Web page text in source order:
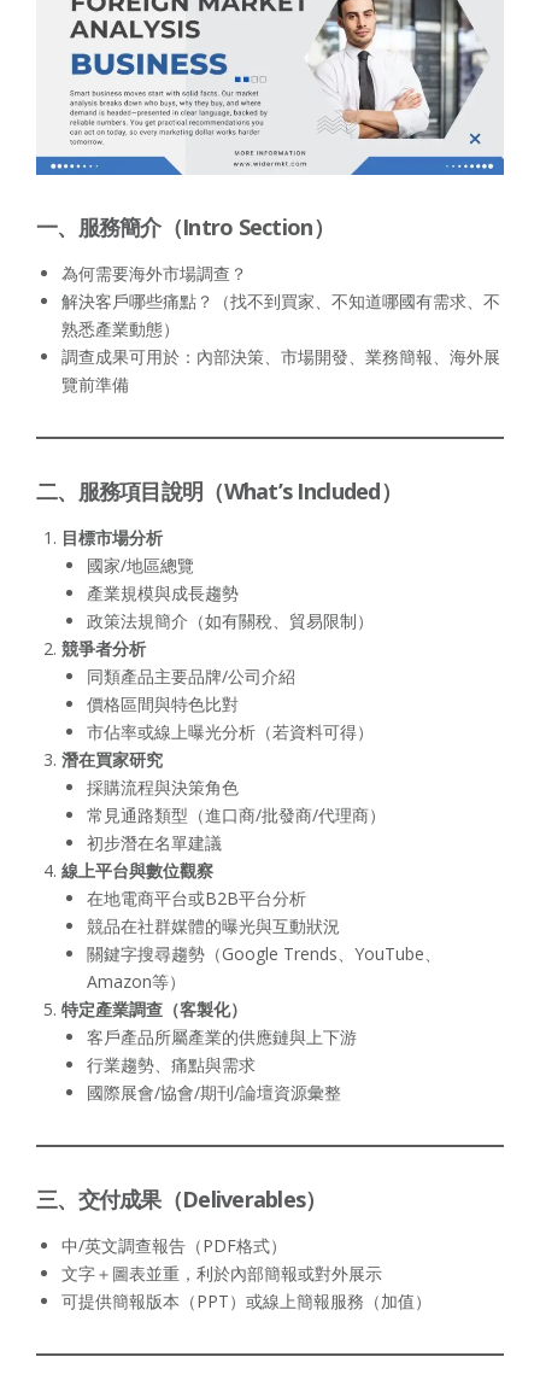
一、服務簡介（Intro Section）
為何需要海外市場調查？
解決客戶哪些痛點？（找不到買家、不知道哪國有需求、不
熟悉產業動態）
調查成果可用於：內部決策、市場開發、業務簡報、海外展
覽前準備
二、服務項目說明（What’s Included）
目標市場分析
國家/地區總覽
產業規模與成長趨勢
政策法規簡介（如有關稅、貿易限制）
競爭者分析
同類產品主要品牌/公司介紹
價格區間與特色比對
市佔率或線上曝光分析（若資料可得）
潛在買家研究
採購流程與決策角色
常見通路類型（進口商/批發商/代理商）
初步潛在名單建議
線上平台與數位觀察
在地電商平台或B2B平台分析
競品在社群媒體的曝光與互動狀況
關鍵字搜尋趨勢（Google Trends、YouTube、
Amazon等）
特定產業調查（客製化）
客戶產品所屬產業的供應鏈與上下游
行業趨勢、痛點與需求
國際展會/協會/期刊/論壇資源彙整
三、交付成果（Deliverables）
中/英文調查報告（PDF格式）
文字＋圖表並重，利於內部簡報或對外展示
可提供簡報版本（PPT）或線上簡報服務（加值）